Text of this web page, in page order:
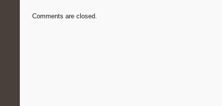
Comments are closed.